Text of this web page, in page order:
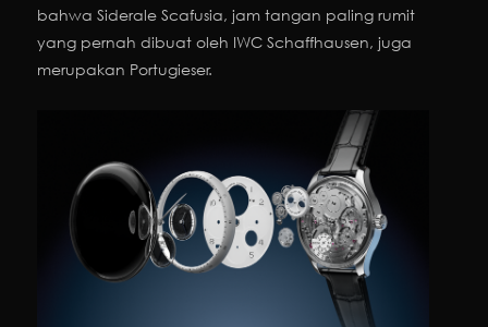
bahwa Siderale Scafusia, jam tangan paling rumit
yang pernah dibuat oleh IWC Schaffhausen, juga
merupakan Portugieser.